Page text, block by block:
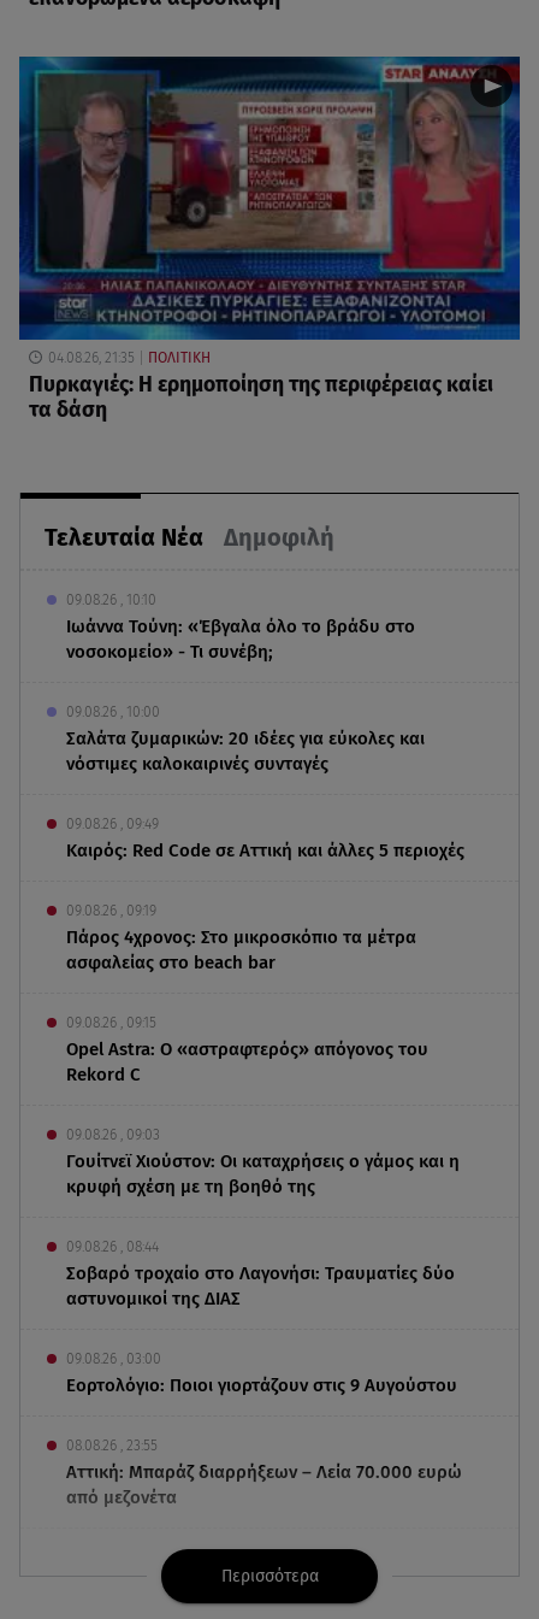
Τελευταία Νέα Δημοφιλή
09.08.26 , 10:10
Ιωάννα Τούνη: «Έβγαλα όλο το βράδυ στο
νοσοκομείο» - Τι συνέβη;
09.08.26 , 10:00
Σαλάτα ζυμαρικών: 20 ιδέες για εύκολες και
νόστιμες καλοκαιρινές συνταγές
09.08.26 , 09:49
Καιρός: Red Code σε Αττική και άλλες 5 περιοχές
09.08.26 , 09:19
Πάρος 4χρονος: Στο μικροσκόπιο τα μέτρα
ασφαλείας στο beach bar
09.08.26 , 09:15
Opel Astra: Ο «αστραφτερός» απόγονος του
Rekord C
09.08.26 , 09:03
Γουίτνεϊ Χιούστον: Οι καταχρήσεις ο γάμος και η
κρυφή σχέση με τη βοηθό της
09.08.26 , 08:44
Σοβαρό τροχαίο στο Λαγονήσι: Τραυματίες δύο
αστυνομικοί της ΔΙΑΣ
09.08.26 , 03:00
Εορτολόγιο: Ποιοι γιορτάζουν στις 9 Αυγούστου
08.08.26 , 23:55
Αττική: Μπαράζ διαρρήξεων – Λεία 70.000 ευρώ
από μεζονέτα
Greek Mafia: Χειροπέδες σε «Πίτμπουλ» και
«Μπουλντόγκ»
Περισσότερα
04.08.26, 21:35 ΠΟΛΙΤΙΚΗ
Πυρκαγιές: Η ερημοποίηση της περιφέρειας καίει
τα δάση